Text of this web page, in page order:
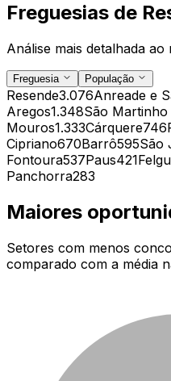
Freguesias de
Análise mais detalhada
Freguesia População
Resende3.076Anreade e
Aregos1.348São Martinho
Mouros1.333Cárquere746
Cipriano670Barrô595São
Fontoura537Paus421
Panchorra283
Maiores
Setores com menos
comparado com a média